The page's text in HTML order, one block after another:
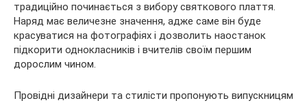
традиційно починається з вибору святкового плаття.
Наряд має величезне значення, адже саме він буде
красуватися на фотографіях і дозволить наостанок
підкорити однокласників і вчителів своїм першим
дорослим чином.
Провідні дизайнери та стилісти пропонують випускницям